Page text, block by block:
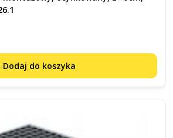
Dodaj do koszyka